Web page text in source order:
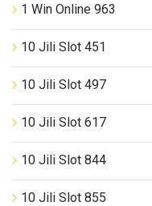
1 Win Online 963
10 Jili Slot 451
10 Jili Slot 497
10 Jili Slot 617
10 Jili Slot 844
10 Jili Slot 855